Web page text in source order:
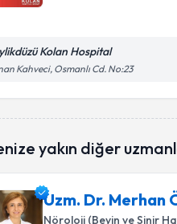
Kolan Hospital
Kahveci, Osmanlı Cd. No:23
yakın diğer
Uzm. Dr. Merhan
Nöroloji (Beyin ve Sinir